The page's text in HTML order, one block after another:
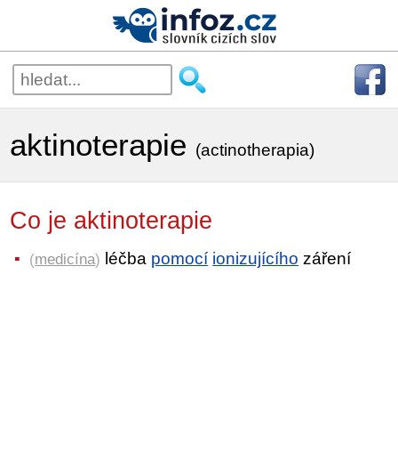
aktinoterapie (actinotherapia)
Co je aktinoterapie
(medicína) léčba pomocí ionizujícího záření